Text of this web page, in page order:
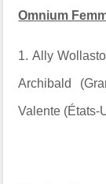
Omnium
1. Ally
Archibald
Valente (États-